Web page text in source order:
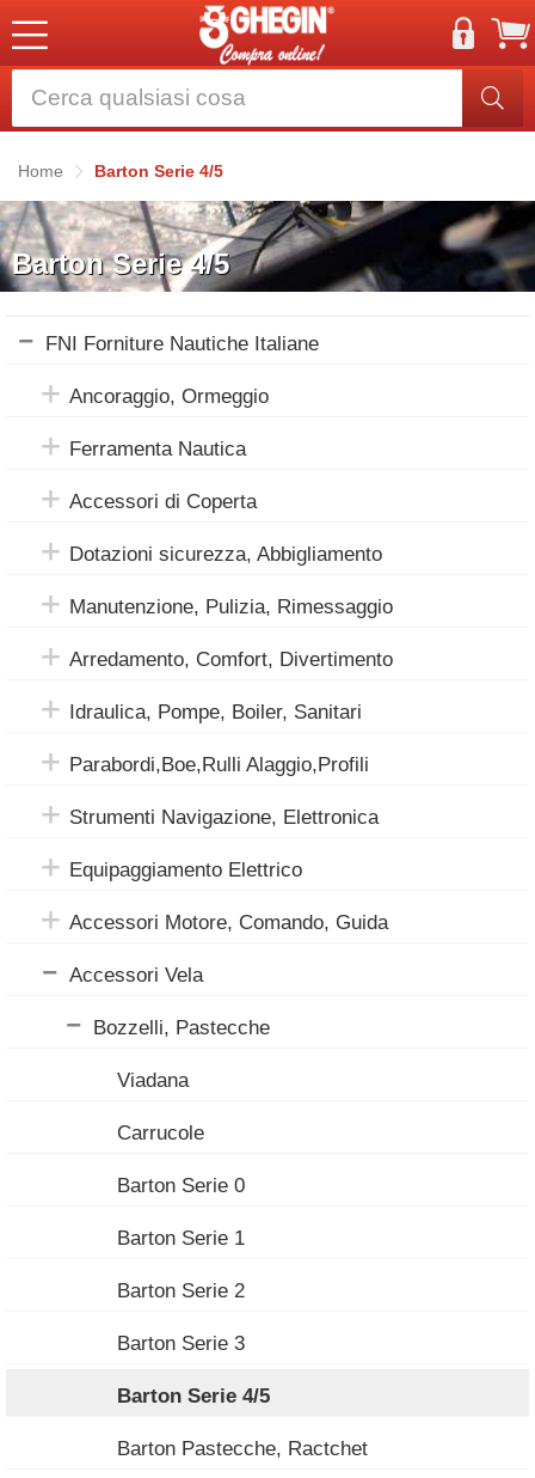
Home Barton Serie 4/5
Barton Serie 4/5
FNI Forniture Nautiche Italiane
Ancoraggio, Ormeggio
Ferramenta Nautica
Accessori di Coperta
Dotazioni sicurezza, Abbigliamento
Manutenzione, Pulizia, Rimessaggio
Arredamento, Comfort, Divertimento
Idraulica, Pompe, Boiler, Sanitari
Parabordi,Boe,Rulli Alaggio,Profili
Strumenti Navigazione, Elettronica
Equipaggiamento Elettrico
Accessori Motore, Comando, Guida
Accessori Vela
Bozzelli, Pastecche
Viadana
Carrucole
Barton Serie 0
Barton Serie 1
Barton Serie 2
Barton Serie 3
Barton Serie 4/5
Barton Pastecche, Ractchet